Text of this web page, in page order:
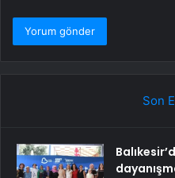
Son